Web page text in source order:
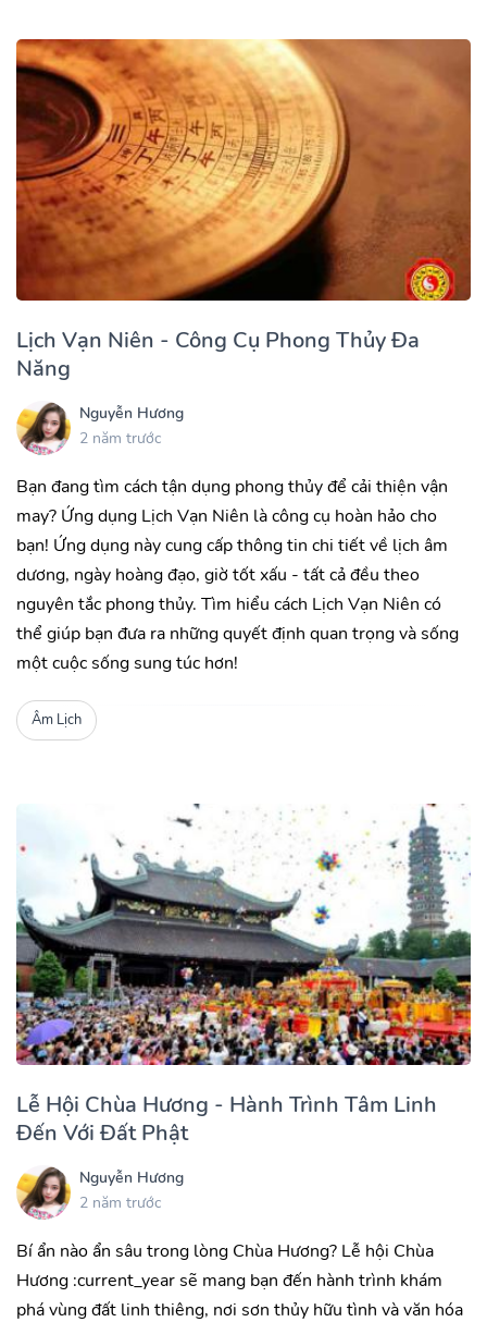
Lịch Vạn Niên - Công Cụ Phong Thủy Đa
Năng
Nguyễn Hương
2 năm trước
Bạn đang tìm cách tận dụng phong thủy để cải thiện vận
may? Ứng dụng Lịch Vạn Niên là công cụ hoàn hảo cho
bạn! Ứng dụng này cung cấp thông tin chi tiết về lịch âm
dương, ngày hoàng đạo, giờ tốt xấu - tất cả đều theo
nguyên tắc phong thủy. Tìm hiểu cách Lịch Vạn Niên có
thể giúp bạn đưa ra những quyết định quan trọng và sống
một cuộc sống sung túc hơn!
Âm Lịch
Lễ Hội Chùa Hương - Hành Trình Tâm Linh
Đến Với Đất Phật
Nguyễn Hương
2 năm trước
Bí ẩn nào ẩn sâu trong lòng Chùa Hương? Lễ hội Chùa
Hương :current_year sẽ mang bạn đến hành trình khám
phá vùng đất linh thiêng, nơi sơn thủy hữu tình và văn hóa